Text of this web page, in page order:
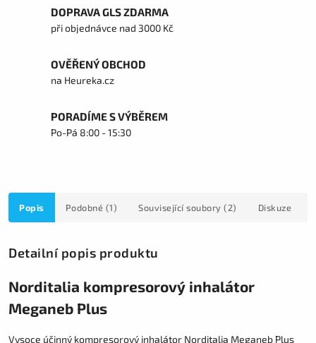
DOPRAVA GLS ZDARMA
při objednávce nad 3000 Kč
OVĚŘENÝ OBCHOD
na Heureka.cz
PORADÍME S VÝBĚREM
Po-Pá 8:00 - 15:30
Popis Podobné (1) Související soubory (2) Diskuze
Detailní popis produktu
Norditalia kompresorový inhalátor
Meganeb Plus
Vysoce účinný kompresorový inhalátor Norditalia Meganeb Plus